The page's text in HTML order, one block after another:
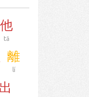
他
tā
離
lí
出